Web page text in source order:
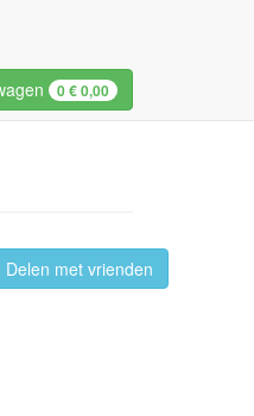
0€ 0,00
met vrienden